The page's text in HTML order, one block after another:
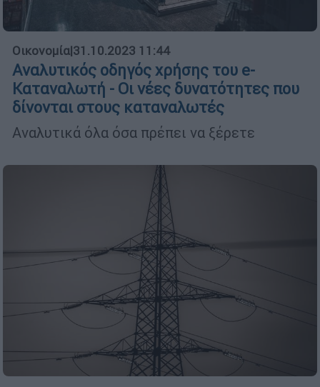
Οικονομία|31.10.2023 11:44
Αναλυτικός οδηγός χρήσης του e-
Καταναλωτή - Οι νέες δυνατότητες που
δίνονται στους καταναλωτές
Αναλυτικά όλα όσα πρέπει να ξέρετε